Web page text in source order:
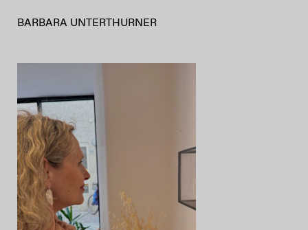
BARBARA UNTERTHURNER